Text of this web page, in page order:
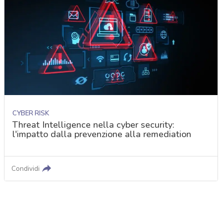
CYBER RISK
Threat Intelligence nella cyber security:
l'impatto dalla prevenzione alla remediation
Condividi